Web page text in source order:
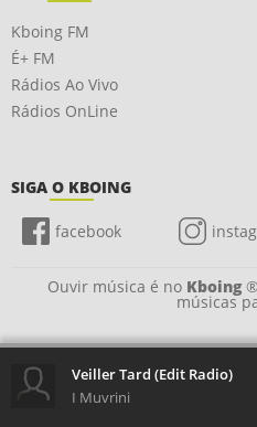
Kboing FM
É+ FM
Rádios Ao Vivo
Rádios OnLine
SIGA O KBOING
facebook
Ouvir música é no Kboing®
músicas
Veiller Tard (Edit Radio)
I Muvrini